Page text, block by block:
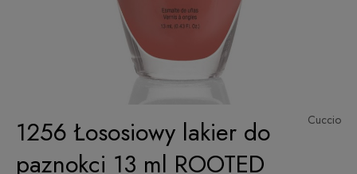
Cuccio
1256 Łososiowy lakier do
paznokci 13 ml ROOTED